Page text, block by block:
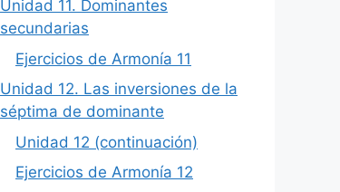
Unidad 11. Dominantes
secundarias
Ejercicios de Armonía 11
Unidad 12. Las inversiones de la
séptima de dominante
Unidad 12 (continuación)
Ejercicios de Armonía 12